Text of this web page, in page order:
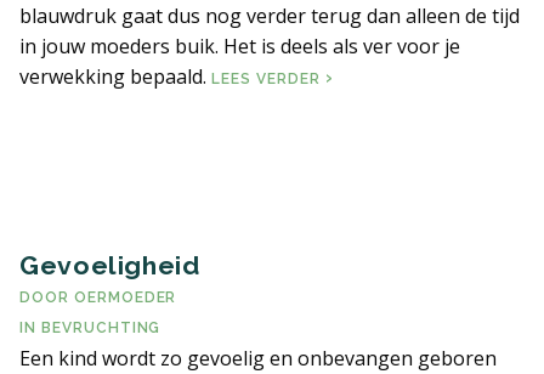
blauwdruk gaat dus nog verder terug dan alleen de tijd
in jouw moeders buik. Het is deels als ver voor je
verwekking bepaald. LEES VERDER BLAUWDRUK
Gevoeligheid
DOOR OERMOEDER
IN
BEVRUCHTING
Een kind wordt zo gevoelig en onbevangen geboren